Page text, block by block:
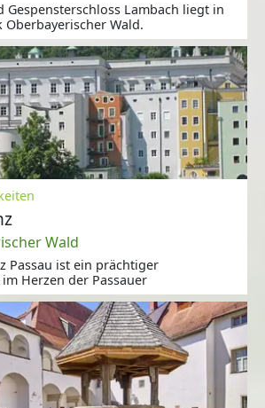
Gespensterschloss Lambach liegt in
Wald.
Wald
Passau ist ein prächtiger
Herzen der Passauer